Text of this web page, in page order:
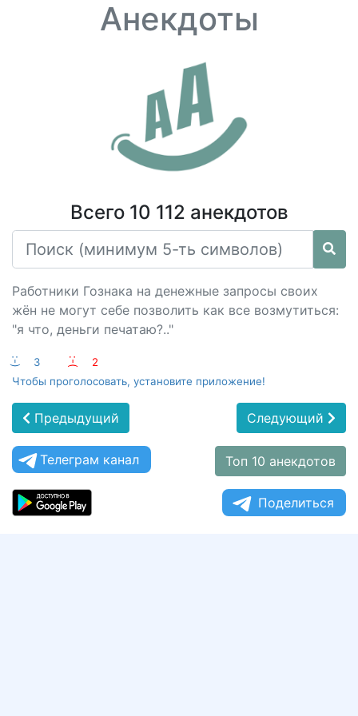
Анекдоты
Всего 10 112 анекдотов
Работники Гознака на денежные запросы своих
жён не могут себе позволить как все возмутиться:
"я что, деньги печатаю?.."
:-) 3 :-(
2
Чтобы проголосовать, установите приложение!
Предыдущий Следующий
Телеграм канал Топ 10 анекдотов
Поделиться